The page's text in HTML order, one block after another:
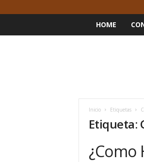
HOME
Inicio Etiquetas
Etiqueta:
¿Como